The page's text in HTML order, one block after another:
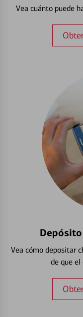
Vea cuánto puede
Vea cómo depositar
de que el